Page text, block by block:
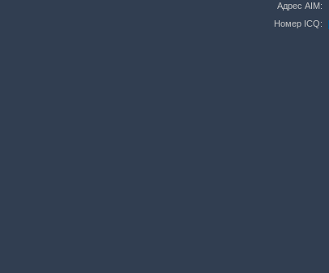
Адрес AIM:
Номер ICQ: